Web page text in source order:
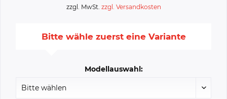
zzgl. MwSt. zzgl. Versandkosten
Bitte wähle zuerst eine Variante
Modellauswahl: